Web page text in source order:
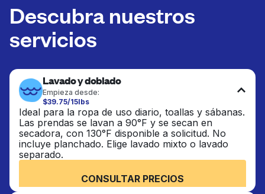
Descubra nuestros
servicios
Lavado y doblado
Empieza desde:
$39.75/15lbs
Ideal para la ropa de uso diario, toallas y sábanas.
Las prendas se lavan a 90°F y se secan en
secadora, con 130°F disponible a solicitud. No
incluye planchado. Elige lavado mixto o lavado
separado.
CONSULTAR PRECIOS